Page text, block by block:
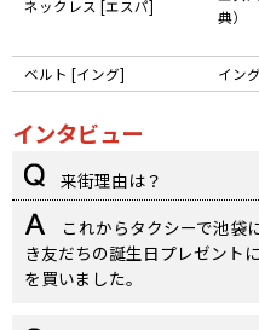
ネックレス [エスパ]
典）
ベルト [イング] イング
インタビュー
来街理由は？
これからタクシーで池袋
き友だちの誕生日プレゼント
を買いました。